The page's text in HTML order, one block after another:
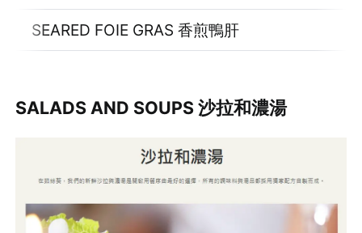
SEARED FOIE GRAS 香煎鴨肝
SALADS AND SOUPS 沙拉和濃湯